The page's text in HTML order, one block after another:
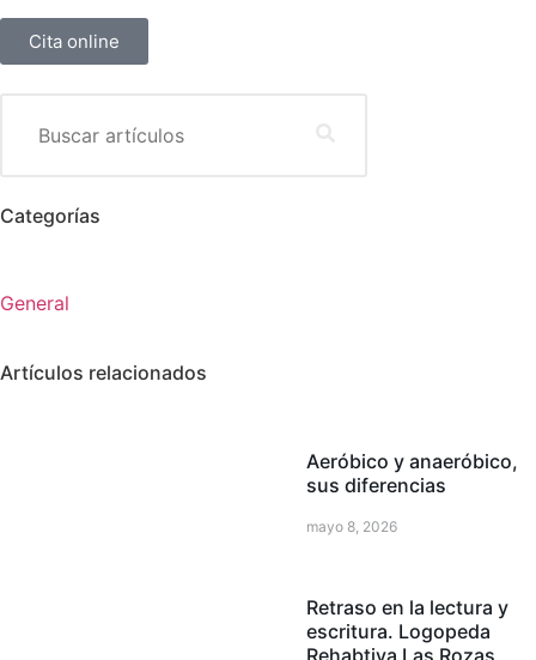
Cita online
Categorías
General
Artículos relacionados
Aeróbico y anaeróbico,
sus diferencias
mayo 8, 2026
Retraso en la lectura y
escritura. Logopeda